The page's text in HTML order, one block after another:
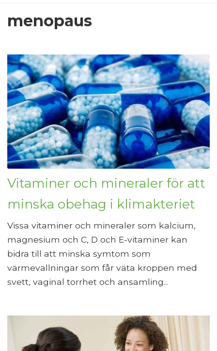
menopaus
Vitaminer och mineraler för att
minska obehag i klimakteriet
Vissa vitaminer och mineraler som kalcium,
magnesium och C, D och E-vitaminer kan
bidra till att minska symtom som
värmevallningar som får väta kroppen med
svett, vaginal torrhet och ansamling...